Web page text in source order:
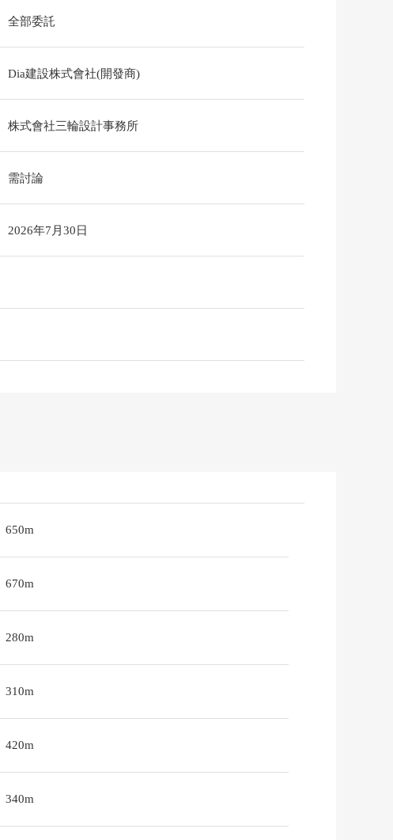
全部委託
Dia建設株式會社(開發商)
株式會社三輪設計事務所
需討論
2026年7月30日
650m
670m
280m
310m
420m
340m